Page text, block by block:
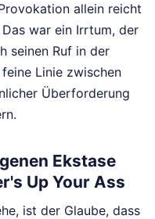
allein reicht
war ein Irrtum, der
seinen Ruf in der
Linie zwischen
Überforderung
Ekstase
Up Your Ass
ist der Glaube, dass